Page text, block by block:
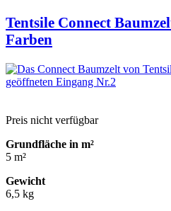
Tentsile Connect
Farben
Preis nicht verfügbar
Grundfläche in m²
5 m²
Gewicht
6,5 kg